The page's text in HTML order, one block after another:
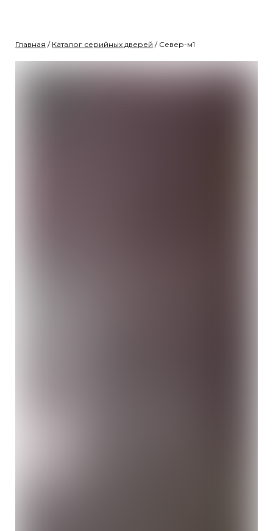
Главная / Каталог серийных дверей / Север-м1